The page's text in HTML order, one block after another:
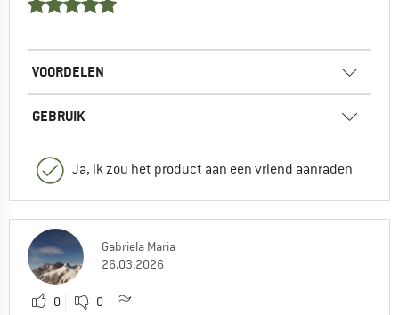
VOORDELEN
GEBRUIK
Ja, ik zou het product aan een vriend aanraden
Gabriela Maria
26.03.2026
0 0